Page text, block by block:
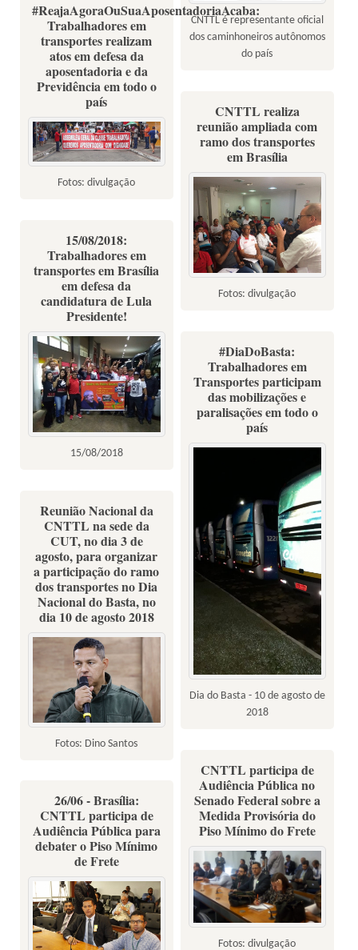
CNTTL é representante oficial
dos caminhoneiros autônomos
do país
#ReajaAgoraOuSuaAposentadoriaAcaba:
Trabalhadores em
transportes realizam
atos em defesa da
aposentadoria e da
Previdência em todo o
país
Fotos: divulgação
CNTTL realiza
reunião ampliada com
ramo dos transportes
em Brasília
Fotos: divulgação
15/08/2018:
Trabalhadores em
transportes em Brasília
em defesa da
candidatura de Lula
Presidente!
15/08/2018
#DiaDoBasta:
Trabalhadores em
Transportes participam
das mobilizações e
paralisações em todo o
país
Dia do Basta - 10 de agosto de
2018
Reunião Nacional da
CNTTL na sede da
CUT, no dia 3 de
agosto, para organizar
a participação do ramo
dos transportes no Dia
Nacional do Basta, no
dia 10 de agosto 2018
Fotos: Dino Santos
CNTTL participa de
Audiência Pública no
Senado Federal sobre a
Medida Provisória do
Piso Mínimo do Frete
Fotos: divulgação
26/06 - Brasília:
CNTTL participa de
Audiência Pública para
debater o Piso Mínimo
de Frete